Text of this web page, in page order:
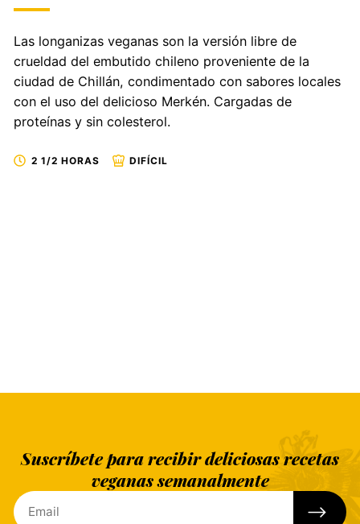
Las longanizas veganas son la versión libre de
crueldad del embutido chileno proveniente de la
ciudad de Chillán, condimentado con sabores locales
con el uso del delicioso Merkén. Cargadas de
proteínas y sin colesterol.
2 1/2 HORAS DIFÍCIL
Suscríbete para recibir deliciosas recetas
veganas semanalmente